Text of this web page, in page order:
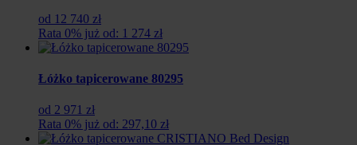
od 12 740 zł
Rata 0% już od: 1 274 zł
Łóżko tapicerowane 80295
od 2 971 zł
Rata 0% już od: 297,10 zł